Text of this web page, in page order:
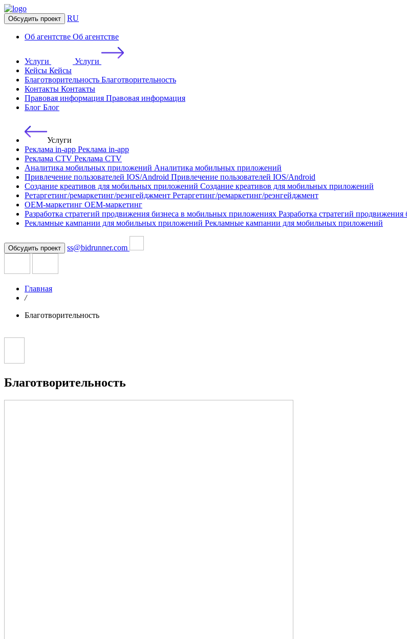
Обсудить проект RU
Об агентстве Об агентстве
Услуги
Услуги
Кейсы Кейсы
Благотворительность Благотворительность
Контакты Контакты
Правовая информация Правовая информация
Блог Блог
Услуги
Реклама in-app Реклама in-app
Реклама CTV Реклама CTV
Аналитика мобильных приложений Аналитика мобильных приложений
Привлечение пользователей IOS/Android Привлечение пользователей IOS/Android
Создание креативов для мобильных приложений Создание креативов для мобильных приложений
Ретаргетинг/ремаркетинг/реэнгейджмент Ретаргетинг/ремаркетинг/реэнгейджмент
OEM-маркетинг OEM-маркетинг
Разработка стратегий продвижения бизнеса в мобильных приложениях Разработка стратегий
Рекламные кампании для мобильных приложений Рекламные кампании для мобильных приложений
Обсудить проект ss@bidrunner.com
Главная
/
Благотворительность
Благотворительность